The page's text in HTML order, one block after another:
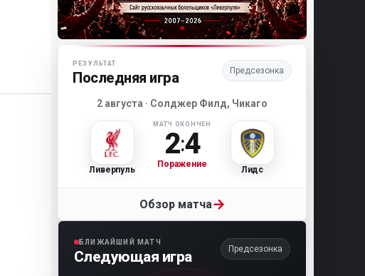
Матч-центр «Ливерпуля»
РЕЗУЛЬТАТ
Последняя игра Предсезонка
2 августа · Солджер Филд, Чикаго
Ливерпуль
МАТЧ ОКОНЧЕН
2:4
Поражение
Лидс
Обзор матча→
БЛИЖАЙШИЙ МАТЧ
Следующая игра Предсезонка